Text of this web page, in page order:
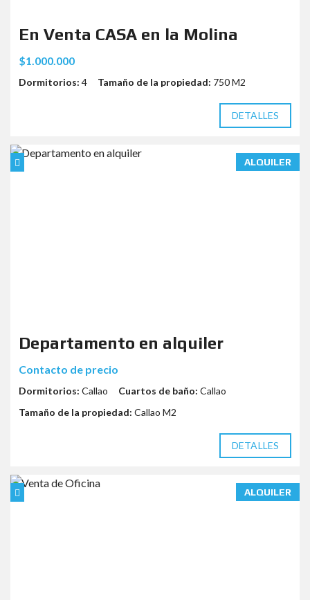
En Venta CASA en la Molina
$1.000.000
Dormitorios: 4 Tamaño de la propiedad: 750 M2
DETALLES
ALQUILER
Departamento en alquiler
Contacto de precio
Dormitorios: Callao Cuartos de baño: Callao
Tamaño de la propiedad: Callao M2
DETALLES
ALQUILER